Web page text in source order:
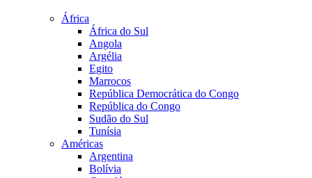
África
África do Sul
Angola
Argélia
Egito
Marrocos
República Democrática do Congo
República do Congo
Sudão do Sul
Tunísia
Américas
Argentina
Bolívia